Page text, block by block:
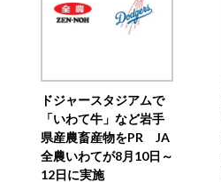
ドジャースタジアムで
「いわて牛」など岩手
県産農畜産物をPR JA
全農いわてが8月10日～
12日に実施